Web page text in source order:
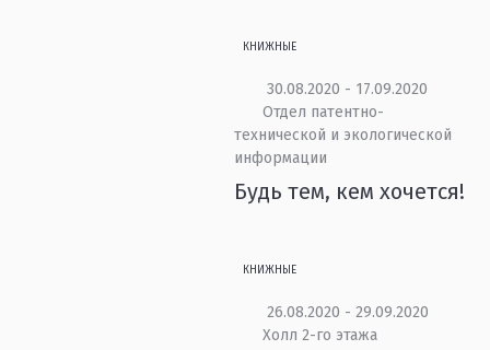
КНИЖНЫЕ
30.08.2020 - 17.09.2020
Отдел патентно-
технической и экологической
информации
Будь тем, кем хочется!
КНИЖНЫЕ
26.08.2020 - 29.09.2020
Холл 2-го этажа